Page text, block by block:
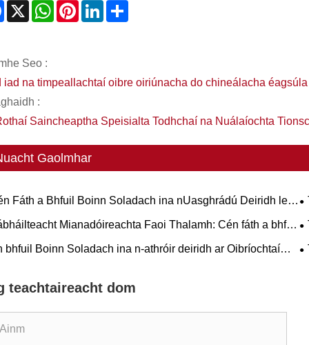
Facebook
X WhatsAppPinterestLinkedIn
Seo :
iad na timpeallachtaí oibre oiriúnacha do chineálacha
:
Saincheaptha Speisialta Todhchaí na Nuálaíochta
Gaolmhar
Fáth a Bhfuil Boinn Soladach ina nUasghrádú Deiridh le
Sreafaí Oibre Trom-Dleachta?
Mianadóireachta Faoi Thalamh: Cén fáth a bhfuil
Sraith L-5S ríthábhachtach chun Deireadh a chur le Am
bhfuil Boinn Soladach ina n-athróir deiridh ar Oibríochtaí
teachtaireacht dom